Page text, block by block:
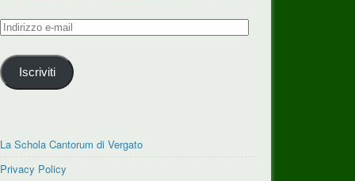
Indirizzo
mail
Iscriviti
La Schola Cantorum di Vergato
Privacy Policy